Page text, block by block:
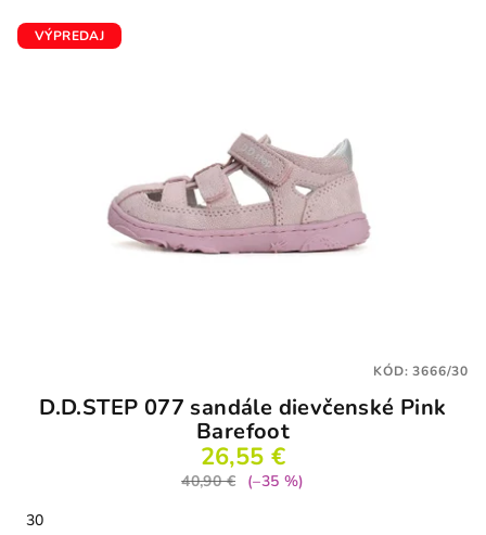
VÝPREDAJ
D.D.STEP 077 sandále dievčenské Pink
Barefoot
26,55 €
40,90 €
(–35 %)
30
KÓD:3666/30